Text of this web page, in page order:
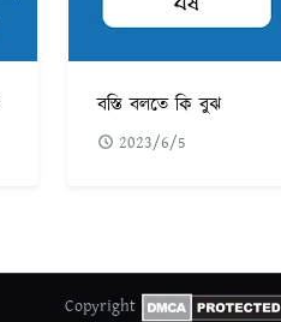
বস্তি বলতে কি বুঝ
2023/6/5
Copyright